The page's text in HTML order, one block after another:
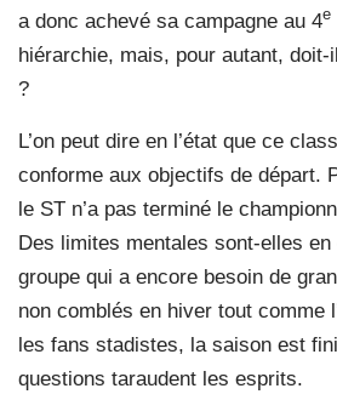
a donc achevé sa campagne au 4e
hiérarchie, mais, pour autant,
?
L’on peut dire en l’état que ce
conforme aux objectifs de départ.
le ST n’a pas terminé le
Des limites mentales sont-elles en
groupe qui a encore besoin de
non comblés en hiver tout comme
les fans stadistes, la saison est
questions taraudent les esprits.